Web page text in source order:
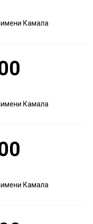
имени Камала
имени Камала
имени Камала